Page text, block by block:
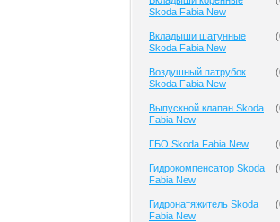
Skoda Fabia New
Вкладыши шатунные
Skoda Fabia New
(
Воздушный патрубок
Skoda Fabia New
(
Выпускной клапан Skoda
Fabia New
(
ГБО Skoda Fabia New (
Гидрокомпенсатор Skoda
Fabia New
(
Гидронатяжитель Skoda
Fabia New
(